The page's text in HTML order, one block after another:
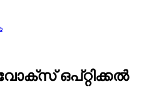
ഒപ്റ്റിക്കൽ